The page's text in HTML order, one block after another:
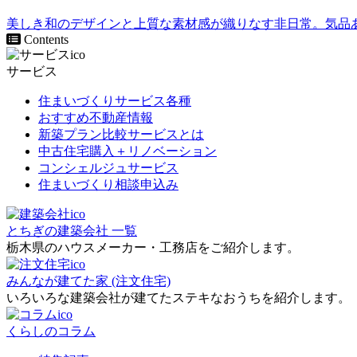
美しき和のデザインと上質な素材感が織りなす非日常。気品
Contents
サービス
住まいづくりサービス各種
おすすめ不動産情報
新築プラン比較サービスとは
中古住宅購入＋リノベーション
コンシェルジュサービス
住まいづくり相談申込み
とちぎの建築会社 一覧
栃木県のハウスメーカー・工務店をご紹介します。
みんなが建てた家 (注文住宅)
いろいろな建築会社が建てたステキなおうちを紹介します。
くらしのコラム